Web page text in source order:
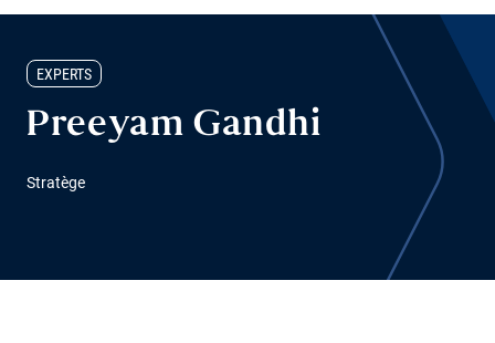
EXPERTS
Preeyam Gandhi
Stratège